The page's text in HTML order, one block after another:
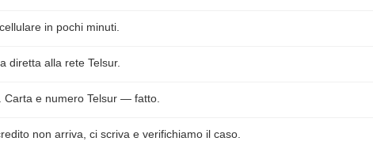
in pochi minuti.
diretta alla rete Telsur.
Carta e numero Telsur — fatto.
non arriva, ci scriva e verifichiamo il caso.